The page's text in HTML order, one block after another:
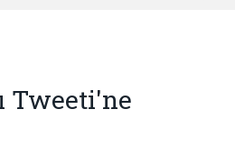
Tweeti'ne